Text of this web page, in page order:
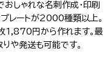
しゃれな名刺作成・印刷
レートが2000種類以上。
1,870円から作れます。最
や発送も可能です。